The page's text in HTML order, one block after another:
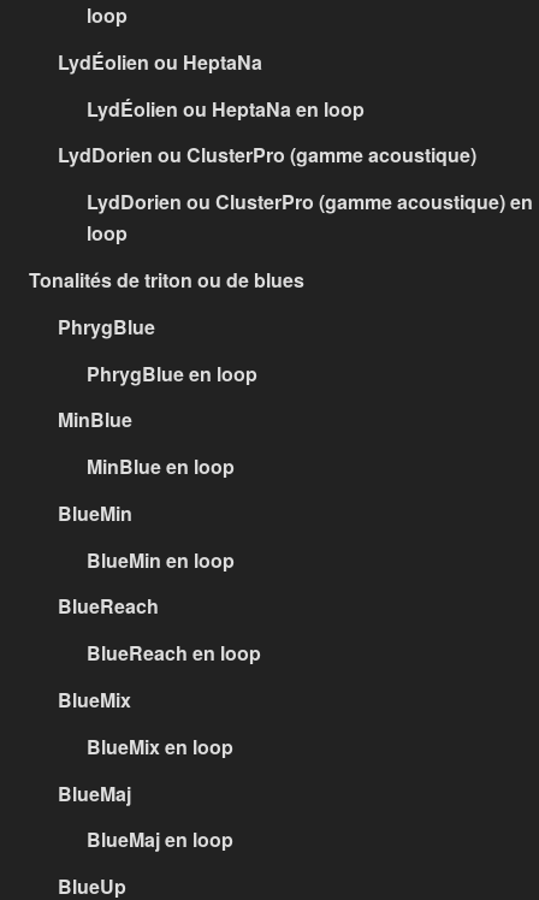
loop
LydÉolien ou HeptaNa
LydÉolien ou HeptaNa en loop
LydDorien ou ClusterPro (gamme acoustique)
LydDorien ou ClusterPro (gamme acoustique) en
loop
Tonalités de triton ou de blues
PhrygBlue
PhrygBlue en loop
MinBlue
MinBlue en loop
BlueMin
BlueMin en loop
BlueReach
BlueReach en loop
BlueMix
BlueMix en loop
BlueMaj
BlueMaj en loop
BlueUp